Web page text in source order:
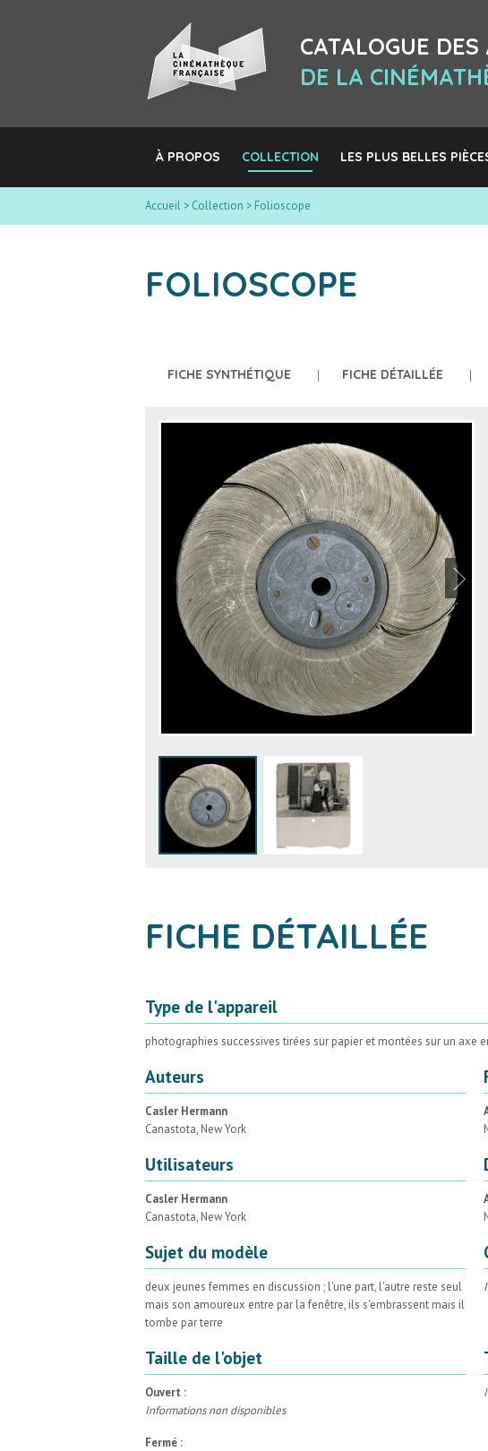
CATALOGUE
DE LA
À PROPOS COLLECTION LES PLUS BELLES
Accueil > Collection > Folioscope
FOLIOSCOPE
FICHE SYNTHÉTIQUE FICHE DÉTAILLÉE
FICHE DÉTAILLÉE
Type de l'appareil
photographies successives tirées sur papier et montées sur un axe
Auteurs
Casler Hermann
Canastota, New York
Utilisateurs
Casler Hermann
Canastota, New York
Sujet du modèle
deux jeunes femmes en discussion ; l'une part, l'autre reste seul
mais son amoureux entre par la fenêtre, ils s'embrassent mais il
tombe par terre
Taille de l'objet
Ouvert :
Informations non disponibles
Fermé :